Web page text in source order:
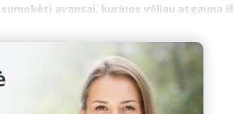
avansai, kuriuos vėliau atgauna iš